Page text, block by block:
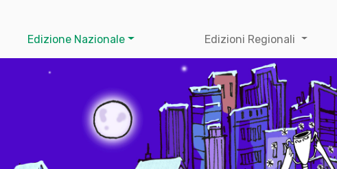
Edizione Nazionale Edizioni Regionali